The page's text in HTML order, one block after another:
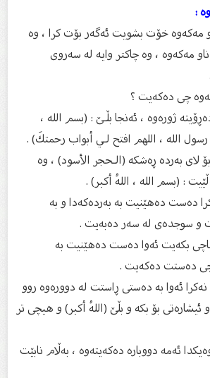
:
مەكەوە خۆت بشویت ئەگەر بۆت كرا ، وە
مەكەوە ، وە چاكتر وایە لە سەروی
چی دەكەیت ؟
ژورەوە ، ئەنجا بڵـێ‌ : (بسم الله ،
الله ، اللهم افتح لـي أبواب رحمتكَ) .
لای بەردە ڕەشكە (الـحجر الأسود) ، وە
: (بسم الله ، اللهُ أكبر) .
دەست دەهێنیت بە بەردەكەدا و بە
سوجدەی لە سەر دەبەیت .
بكەیت ئەوا دەست دەهێنیت بە
دەستت دەكەیت .
ئەوا بە دەستی ڕاستت لە دوورەوە روو
بۆ بكە و بڵێ‌ (اللهُ أكبر) و هیچی تر
ئەمە دووبارە دەكەیتەوە ، بەڵام نابێت